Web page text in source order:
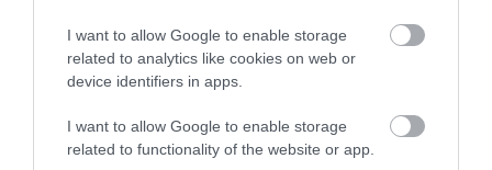
I want to allow Google to enable storage
related to analytics like cookies on web or
device identifiers in apps.
I want to allow Google to enable storage
related to functionality of the website or app.